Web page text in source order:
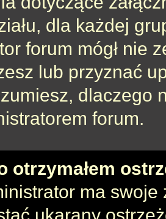
dla każdej
forum mógł nie
lub przyznać
dlaczego
forum.
otrzymałem
ma swoje